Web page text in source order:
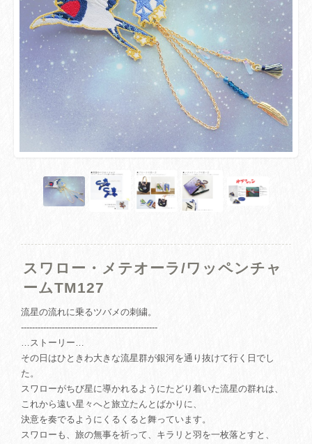
スワロー・メテオーラ/ワッペンチャ
ームTM127
流星の流れに乗るツバメの刺繍。
-------------------------------------------------
…ストーリー…
その日はひときわ大きな流星群が銀河を通り抜けて行く日でし
た。
スワローがちび星に導かれるようにたどり着いた流星の群れは、
これから遠い星々へと旅立たんとばかりに、
決意を奏でるようにくるくると舞っています。
スワローも、旅の無事を祈って、キラリと羽を一枚落とすと、